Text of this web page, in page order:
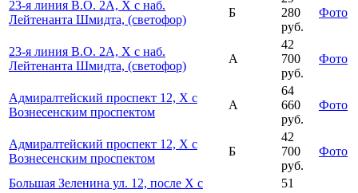
23-я линия В.О. 2А, Х с наб.
Лейтенанта Шмидта, (светофор)
Б
280
руб.
Фото
23-я линия В.О. 2А, Х с наб.
Лейтенанта Шмидта, (светофор)
А
42
700
руб.
Фото
Адмиралтейский проспект 12, Х с
Вознесенским проспектом
А
64
660
руб.
Фото
Адмиралтейский проспект 12, Х с
Вознесенским проспектом
Б
42
700
руб.
Фото
Большая Зеленина ул. 12, после Х с
51